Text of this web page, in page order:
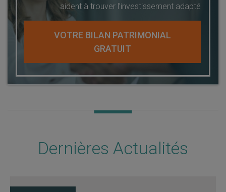
aident à trouver l’investissement adapté
VOTRE BILAN PATRIMONIAL
GRATUIT
Dernières Actualités